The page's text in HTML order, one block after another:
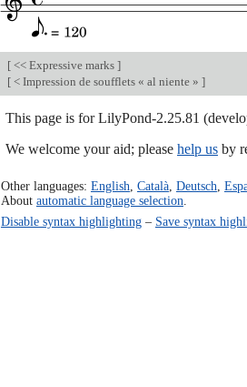
[ << Expressive marks ]
[ < Impression de soufflets « al niente » ]
This page is for LilyPond-2.25.81
We welcome your aid; please help us by
Other languages: English Català, Deutsch
About automatic language selection
Disable syntax highlighting– Save syntax